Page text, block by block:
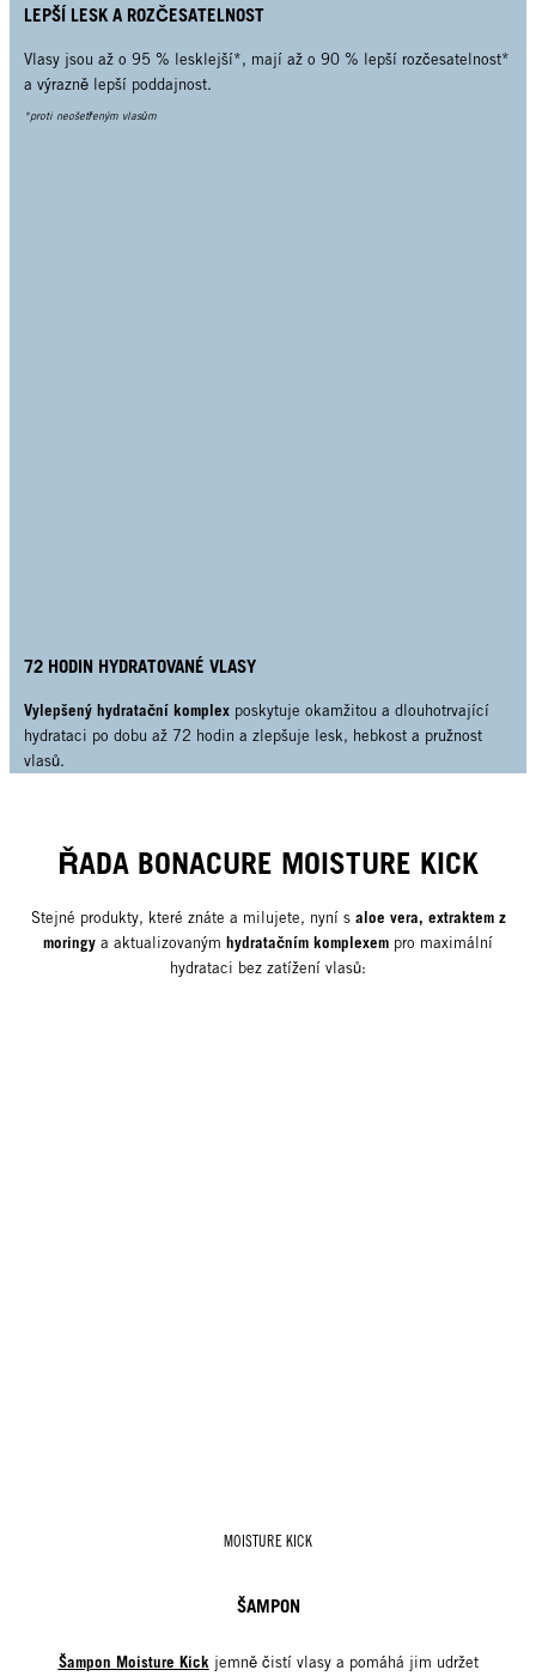
LEPŠÍ LESK A ROZČESATELNOST
Vlasy jsou až o 95 % lesklejší*, mají až o 90 % lepší rozčesatelnost*
a výrazně lepší poddajnost.
*proti neošetřeným vlasům
72 HODIN HYDRATOVANÉ VLASY
Vylepšený hydratační komplex poskytuje okamžitou a dlouhotrvající
hydrataci po dobu až 72 hodin a zlepšuje lesk, hebkost a pružnost
vlasů.
ŘADA BONACURE MOISTURE KICK
Stejné produkty, které znáte a milujete, nyní s aloe vera, extraktem z
moringy a aktualizovaným hydratačním komplexem pro maximální
hydrataci bez zatížení vlasů:
MOISTURE KICK
ŠAMPON
Šampon Moisture Kick jemně čistí vlasy a pomáhá jim udržet